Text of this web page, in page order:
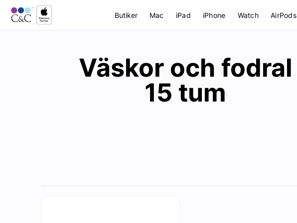
Butiker Mac iPad iPhone Watch AirPods
Väskor och fodral
15 tum